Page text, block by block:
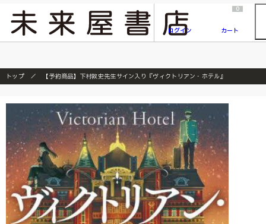
『ONE PIECE magazine 021 ONE PIECEカード付き同梱版』発売延期のご案内
ログイン
0
カート
トップ 【予約商品】下村敦史先生サイン入り『ヴィクトリアン・ホテル』